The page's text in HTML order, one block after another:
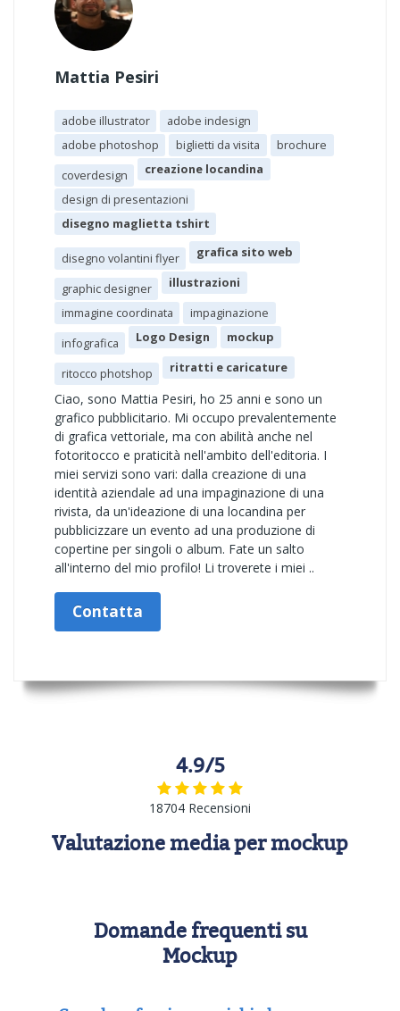
Mattia Pesiri
adobe illustrator
adobe indesign
adobe photoshop
biglietti da visita
brochure
coverdesign
creazione locandina
design di presentazioni
disegno maglietta tshirt
disegno volantini flyer grafica sito web
graphic designer
illustrazioni
immagine coordinata
impaginazione
infografica
Logo Design mockup
ritocco photshop ritratti e caricature
Ciao, sono Mattia Pesiri, ho 25 anni e sono un
grafico pubblicitario. Mi occupo prevalentemente
di grafica vettoriale, ma con abilità anche nel
fotoritocco e praticità nell'ambito dell'editoria. I
miei servizi sono vari: dalla creazione di una
identità aziendale ad una impaginazione di una
rivista, da un'ideazione di una locandina per
pubblicizzare un evento ad una produzione di
copertine per singoli o album. Fate un salto
all'interno del mio profilo! Li troverete i miei ..
Contatta
4.9/5
18704 Recensioni
Valutazione media per mockup
Domande frequenti su
Mockup